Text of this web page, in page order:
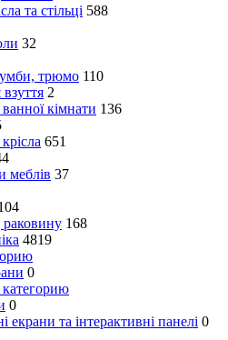
та стільці 588
32
трюмо 110
2
кімнати 136
651
меблів 37
168
4819
0
0
екрани та інтерактивні панелі 0